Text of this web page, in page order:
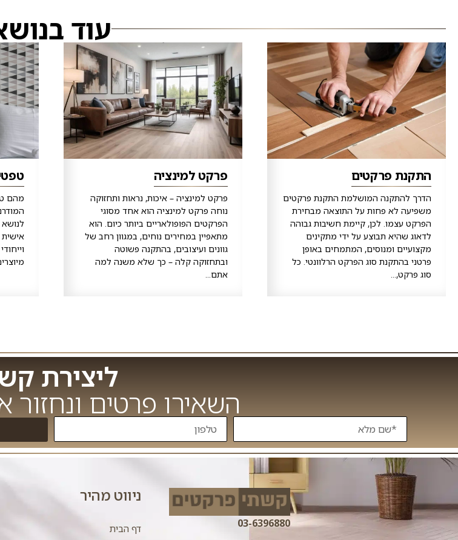
עוד
התקנת פרקטים
הדרך להתקנה המושלמת התקנת פרקטים
משפיעה לא פחות על התוצאה מבחירת
הפרקט עצמו. לכן, קיימת חשיבות גבוהה
לדאוג שהיא תבוצע על ידי מתקינים
מקצועיים ומנוסים, המתמחים באופן
פרטני בהתקנת סוג הפרקט הרלוונטי. כל
סוג פרקט,...
פרקט למינציה
פרקט למינציה – איכות, נראות ותחזוקה
נוחה פרקט למינציה הוא אחד מסוגי
הפרקטים הפופולאריים ביותר כיום. הוא
מתאפיין במחירים נוחים, במגוון רחב של
גוונים ועיצובים, בהתקנה פשוטה
ובתחזוקה קלה – כך שלא משנה למה
אתם...
מהם
אישית
ליצירת
השאירו פרטים
03-6396880
ניווט מהיר
דף הבית